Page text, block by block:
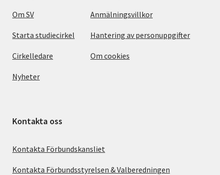
Om SV
Starta studiecirkel
Cirkelledare
Nyheter
Anmälningsvillkor
Hantering av personuppgifter
Om cookies
Kontakta oss
Kontakta Förbundskansliet
Kontakta Förbundsstyrelsen & Valberedningen